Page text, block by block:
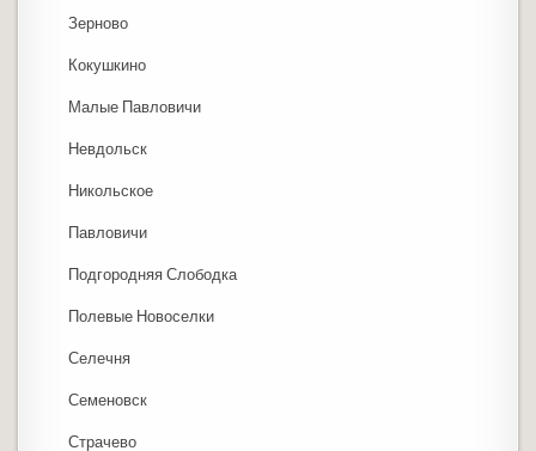
Зерново
Кокушкино
Малые Павловичи
Невдольск
Никольское
Павловичи
Подгородняя Слободка
Полевые Новоселки
Селечня
Семеновск
Страчево